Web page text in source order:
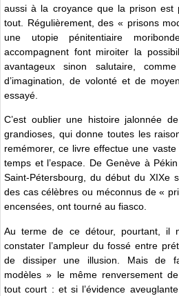
aussi à la croyance que la prison est
tout. Régulièrement, des « prisons
une utopie pénitentiaire
accompagnent font miroiter la
avantageux sinon salutaire,
d’imagination, de volonté et de
essayé.
C’est oublier une histoire jalonnée
grandioses, qui donne toutes les
remémorer, ce livre effectue une
temps et l’espace. De Genève à
Saint-Pétersbourg, du début du XIXe
des cas célèbres ou méconnus de «
encensées, ont tourné au fiasco.
Au terme de ce détour, pourtant, il
constater l’ampleur du fossé entre
de dissiper une illusion. Mais de
modèles » le même renversement
tout court : et si l’évidence